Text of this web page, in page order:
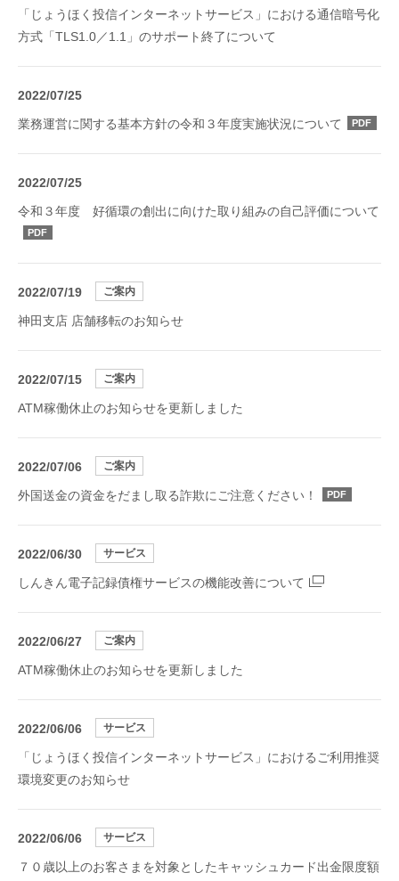
「じょうほく投信インターネットサービス」における通信暗号化
方式「TLS1.0／1.1」のサポート終了について
2022/07/25
業務運営に関する基本方針の令和３年度実施状況について
PDF
2022/07/25
令和３年度 好循環の創出に向けた取り組みの自己評価について
PDF
2022/07/19 ご案内
神田支店 店舗移転のお知らせ
2022/07/15 ご案内
ATM稼働休止のお知らせを更新しました
2022/07/06 ご案内
外国送金の資金をだまし取る詐欺にご注意ください！ PDF
2022/06/30 サービス
しんきん電子記録債権サービスの機能改善について
2022/06/27 ご案内
ATM稼働休止のお知らせを更新しました
2022/06/06 サービス
「じょうほく投信インターネットサービス」におけるご利用推奨
環境変更のお知らせ
2022/06/06 サービス
７０歳以上のお客さまを対象としたキャッシュカード出金限度額